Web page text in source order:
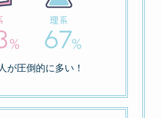
が圧倒的に多い！